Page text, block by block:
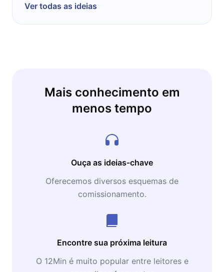
Ver todas as ideias
Mais conhecimento em
menos tempo
Ouça as ideias-chave
Oferecemos diversos esquemas de
comissionamento.
Encontre sua próxima leitura
O 12Min é muito popular entre leitores e